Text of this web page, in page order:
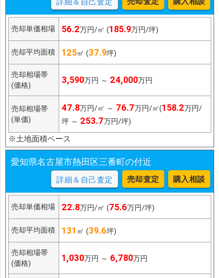
売却単価相場 56.2万円/㎡ (185.9万円/坪)
売却平均面積 125㎡ (37.9坪)
売却相場帯
(価格)
3,590万円 ～ 24,000万円
売却相場帯
(単価)
47.8万円/㎡ ～ 76.7万円/㎡(158.2万円/
坪 ～ 253.7万円/坪)
※土地面積ベース
愛知県名古屋市熱田区三番町の付近
詳細＆自己査定 売却査定 購入相談
売却単価相場 22.8万円/㎡ (75.6万円/坪)
売却平均面積 131 ㎡ (39.6坪)
売却相場帯
(価格)
1,030万円 ～ 6,780万円